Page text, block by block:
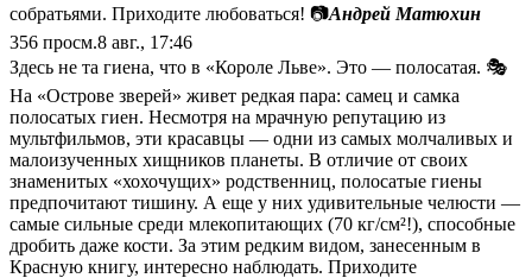
собратьями. Приходите любоваться! 📷Андрей Матюхин
356 просм.8 авг., 17:46
Здесь не та гиена, что в «Короле Льве». Это — полосатая. 🎭
На «Острове зверей» живет редкая пара: самец и самка
полосатых гиен. Несмотря на мрачную репутацию из
мультфильмов, эти красавцы — одни из самых молчаливых и
малоизученных хищников планеты. В отличие от своих
знаменитых «хохочущих» родственниц, полосатые гиены
предпочитают тишину. А еще у них удивительные челюсти —
самые сильные среди млекопитающих (70 кг/см²!), способные
дробить даже кости. За этим редким видом, занесенным в
Красную книгу, интересно наблюдать. Приходите